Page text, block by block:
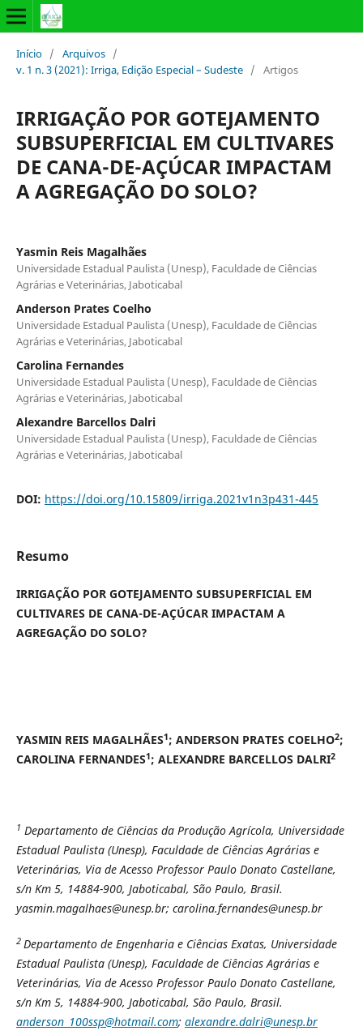
Início / Arquivos /
v. 1 n. 3 (2021): Irriga, Edição Especial – Sudeste / Artigos
IRRIGAÇÃO POR GOTEJAMENTO
SUBSUPERFICIAL EM CULTIVARES
DE CANA-DE-AÇÚCAR IMPACTAM
A AGREGAÇÃO DO SOLO?
Yasmin Reis Magalhães
Universidade Estadual Paulista (Unesp), Faculdade de Ciências
Agrárias e Veterinárias, Jaboticabal
Anderson Prates Coelho
Universidade Estadual Paulista (Unesp), Faculdade de Ciências
Agrárias e Veterinárias, Jaboticabal
Carolina Fernandes
Universidade Estadual Paulista (Unesp), Faculdade de Ciências
Agrárias e Veterinárias, Jaboticabal
Alexandre Barcellos Dalri
Universidade Estadual Paulista (Unesp), Faculdade de Ciências
Agrárias e Veterinárias, Jaboticabal
DOI: https://doi.org/10.15809/irriga.2021v1n3p431-445
Resumo
IRRIGAÇÃO POR GOTEJAMENTO SUBSUPERFICIAL EM
CULTIVARES DE CANA-DE-AÇÚCAR IMPACTAM A
AGREGAÇÃO DO SOLO?
YASMIN REIS MAGALHÃES1; ANDERSON PRATES COELHO2;
CAROLINA FERNANDES1; ALEXANDRE BARCELLOS DALRI2
1 Departamento de Ciências da Produção Agrícola, Universidade
Estadual Paulista (Unesp), Faculdade de Ciências Agrárias e
Veterinárias, Via de Acesso Professor Paulo Donato Castellane,
s/n Km 5, 14884-900, Jaboticabal, São Paulo, Brasil.
yasmin.magalhaes@unesp.br; carolina.fernandes@unesp.br
2 Departamento de Engenharia e Ciências Exatas, Universidade
Estadual Paulista (Unesp), Faculdade de Ciências Agrárias e
Veterinárias, Via de Acesso Professor Paulo Donato Castellane,
s/n Km 5, 14884-900, Jaboticabal, São Paulo, Brasil.
anderson_100ssp@hotmail.com; alexandre.dalri@unesp.br